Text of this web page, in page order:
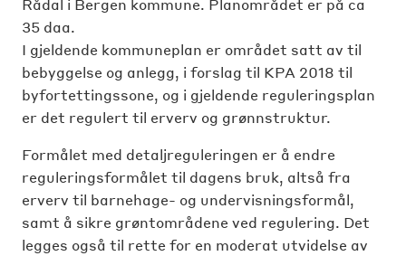
Rådal i Bergen kommune. Planområdet er på ca
35 daa.
I gjeldende kommuneplan er området satt av til
bebyggelse og anlegg, i forslag til KPA 2018 til
byfortettingssone, og i gjeldende reguleringsplan
er det regulert til erverv og grønnstruktur.
Formålet med detaljreguleringen er å endre
reguleringsformålet til dagens bruk, altså fra
erverv til barnehage- og undervisningsformål,
samt å sikre grøntområdene ved regulering. Det
legges også til rette for en moderat utvidelse av